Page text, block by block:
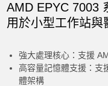
AMD EPYC 7003
用於小型工作站與
強大處理核心：支援
高容量記憶體支援：支
體架構